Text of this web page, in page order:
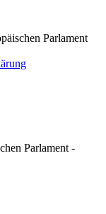
Parlament
Parlament -